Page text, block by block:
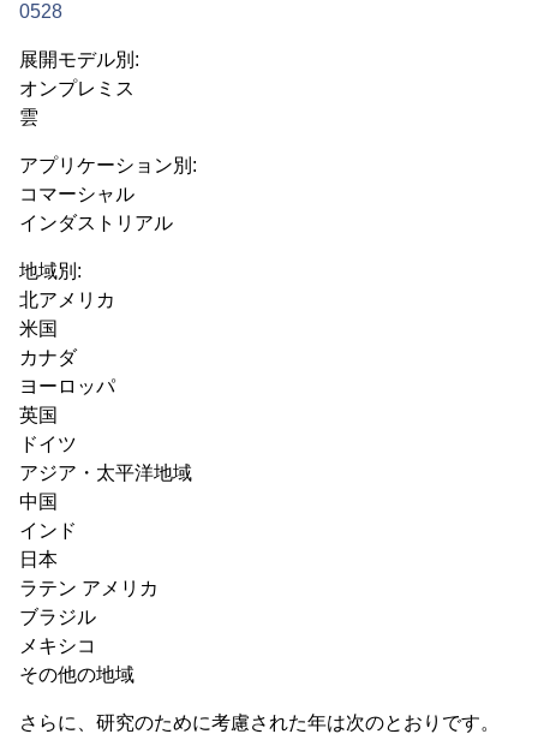
0528
展開モデル別:
オンプレミス
雲
アプリケーション別:
コマーシャル
インダストリアル
地域別:
北アメリカ
米国
カナダ
ヨーロッパ
英国
ドイツ
アジア・太平洋地域
中国
インド
日本
ラテン アメリカ
ブラジル
メキシコ
その他の地域
さらに、研究のために考慮された年は次のとおりです。